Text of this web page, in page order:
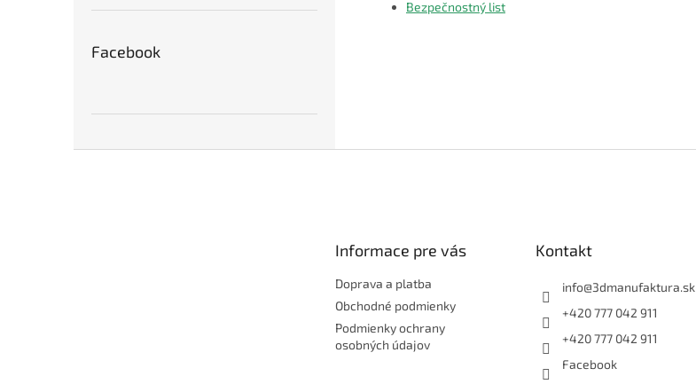
Facebook
Bezpečnostný list
Informace pre vás
Doprava a platba
Obchodné podmienky
Podmienky ochrany
osobných údajov
Kontakt
info@3dmanufaktura.sk
+420 777 042 911
+420 777 042 911
Facebook